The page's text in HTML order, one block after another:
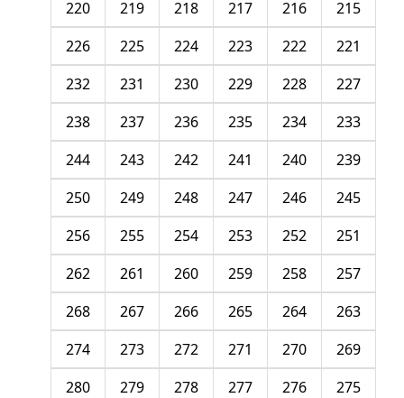
215
216
217
218
219
220
221
222
223
224
225
226
227
228
229
230
231
232
233
234
235
236
237
238
239
240
241
242
243
244
245
246
247
248
249
250
251
252
253
254
255
256
257
258
259
260
261
262
263
264
265
266
267
268
269
270
271
272
273
274
275
276
277
278
279
280